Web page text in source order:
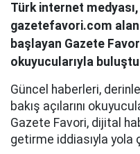
Türk internet
gazetefavori.com alan
başlayan Gazete
okuyucularıyla
Güncel haberleri,
bakış açılarını
Gazete Favori, dijital
getirme iddiasıyla yola